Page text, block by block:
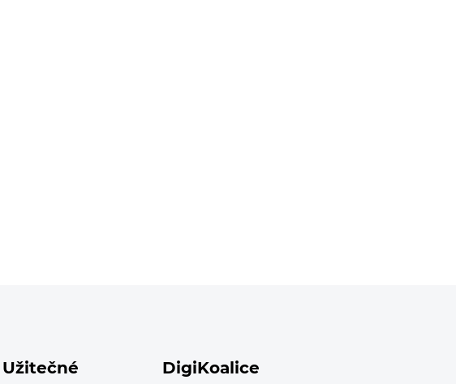
Užitečné DigiKoalice